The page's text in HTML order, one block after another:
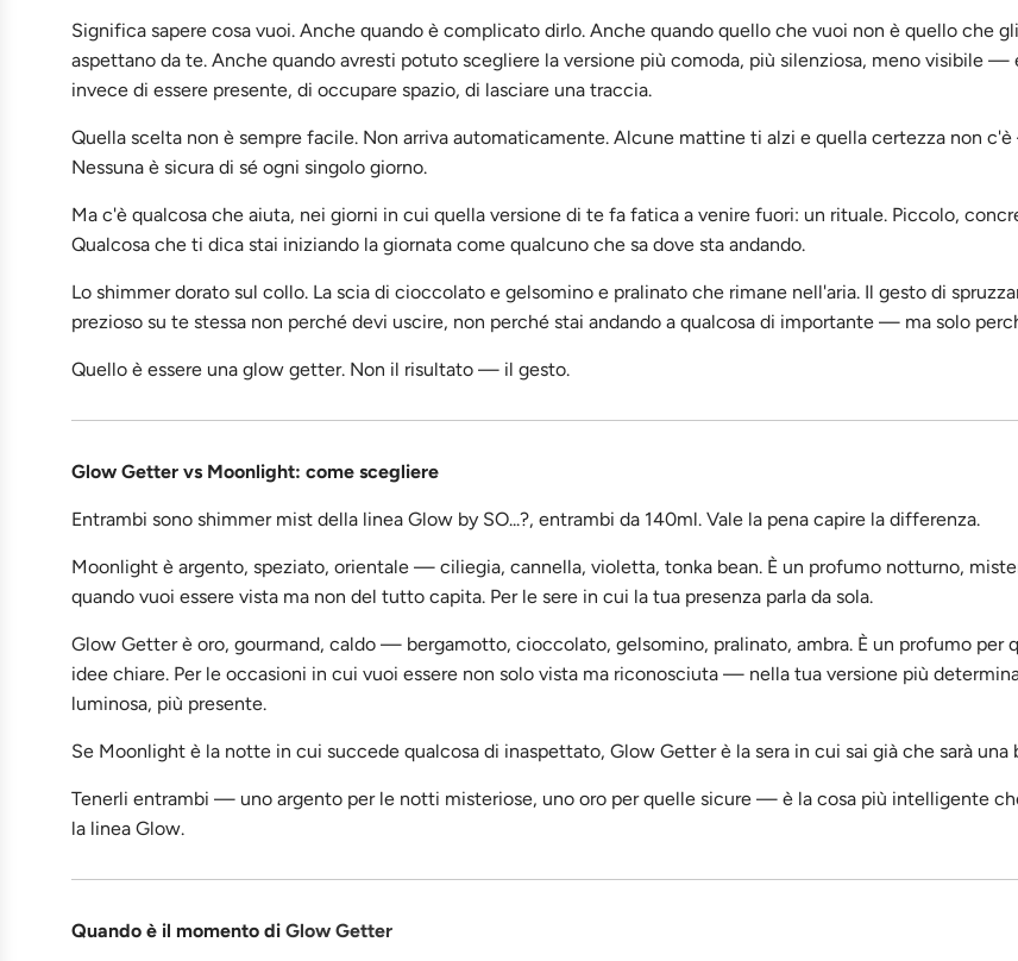
Significa sapere cosa vuoi. Anche quando è complicato dirlo. Anche quando quello che vuoi non è quello che
aspettano da te. Anche quando avresti potuto scegliere la versione più comoda, più silenziosa, meno visibile —
invece di essere presente, di occupare spazio, di lasciare una traccia.
Quella scelta non è sempre facile. Non arriva automaticamente. Alcune mattine ti alzi e quella certezza non
Nessuna è sicura di sé ogni singolo giorno.
Ma c'è qualcosa che aiuta, nei giorni in cui quella versione di te fa fatica a venire fuori: un rituale. Piccolo,
Qualcosa che ti dica stai iniziando la giornata come qualcuno che sa dove sta andando.
Lo shimmer dorato sul collo. La scia di cioccolato e gelsomino e pralinato che rimane nell'aria. Il gesto di
prezioso su te stessa non perché devi uscire, non perché stai andando a qualcosa di importante — ma solo
Quello è essere una glow getter. Non il risultato — il gesto.
Glow Getter vs Moonlight: come scegliere
Entrambi sono shimmer mist della linea Glow by SO...?, entrambi da 140ml. Vale la pena capire la differenza.
Moonlight è argento, speziato, orientale — ciliegia, cannella, violetta, tonka bean. È un profumo notturno,
quando vuoi essere vista ma non del tutto capita. Per le sere in cui la tua presenza parla da sola.
Glow Getter è oro, gourmand, caldo — bergamotto, cioccolato, gelsomino, pralinato, ambra. È un profumo per
idee chiare. Per le occasioni in cui vuoi essere non solo vista ma riconosciuta — nella tua versione più
luminosa, più presente.
Se Moonlight è la notte in cui succede qualcosa di inaspettato, Glow Getter è la sera in cui sai già che sarà una
Tenerli entrambi — uno argento per le notti misteriose, uno oro per quelle sicure — è la cosa più intelligente
la linea Glow.
Quando è il momento di Glow Getter